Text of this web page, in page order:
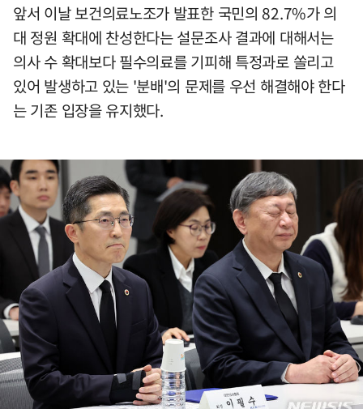
앞서 이날 보건의료노조가 발표한 국민의 82.7%가 의
대 정원 확대에 찬성한다는 설문조사 결과에 대해서는
의사 수 확대보다 필수의료를 기피해 특정과로 쏠리고
있어 발생하고 있는 '분배'의 문제를 우선 해결해야 한다
는 기존 입장을 유지했다.